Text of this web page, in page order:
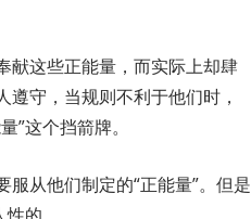
献这些正能量，而实际上却肆
守，当规则不利于他们时，
这个挡箭牌。
从他们制定的“正能量”。但是